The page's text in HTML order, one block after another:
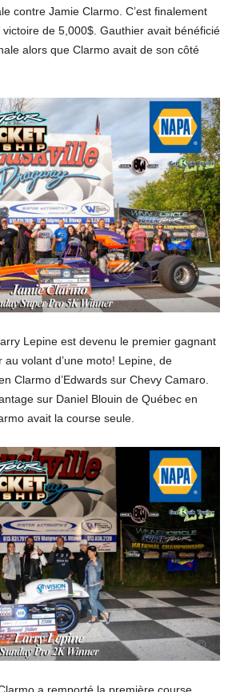
contre Jamie Clarmo. C’est finalement
de 5,000$. Gauthier avait bénéficié
alors que Clarmo avait de son côté
Lepine est devenu le premier gagnant
au volant d’une moto! Lepine, de
Clarmo d’Edwards sur Chevy Camaro.
sur Daniel Blouin de Québec en
avait la course seule.